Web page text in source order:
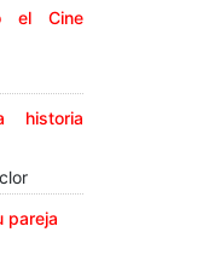
el Cine
historia
pareja